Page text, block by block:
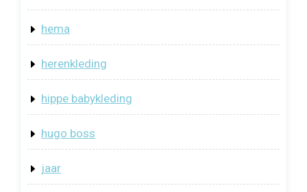
hema
herenkleding
hippe babykleding
hugo boss
jaar